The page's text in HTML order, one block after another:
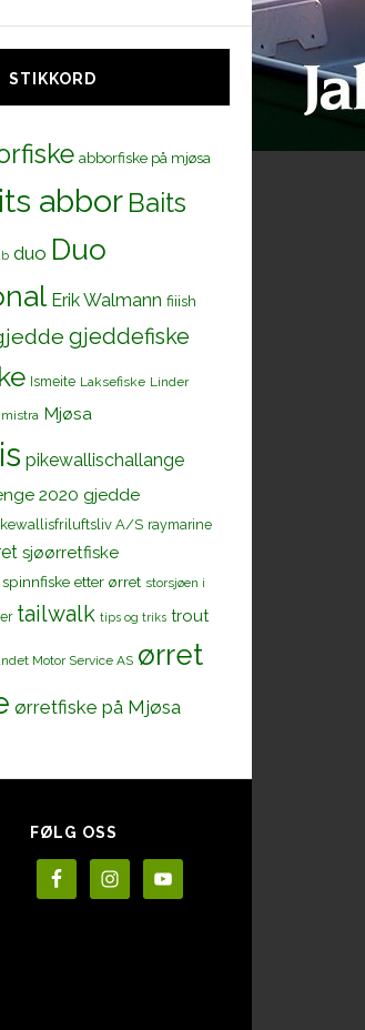
STIKKORD
abborfiske på mjøsa
abbor Baits
duo Duo
Erik Walmann fiiish
gjeddefiske
Ismeite Laksefiske Linder
mistra Mjøsa
pikewallischallange
2020 gjedde
A/S raymarine
sjøørretfiske
spinnfiske etter ørret storsjøen i
tailwalk tips og triks trout
Motor Service AS ørret
ørretfiske på Mjøsa
FØLG OSS